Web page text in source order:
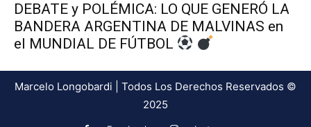
DEBATE y POLÉMICA: LO QUE GENERÓ LA
BANDERA ARGENTINA DE MALVINAS en
el MUNDIAL DE FÚTBOL
Marcelo Longobardi | Todos Los Derechos Reservados ©
2025